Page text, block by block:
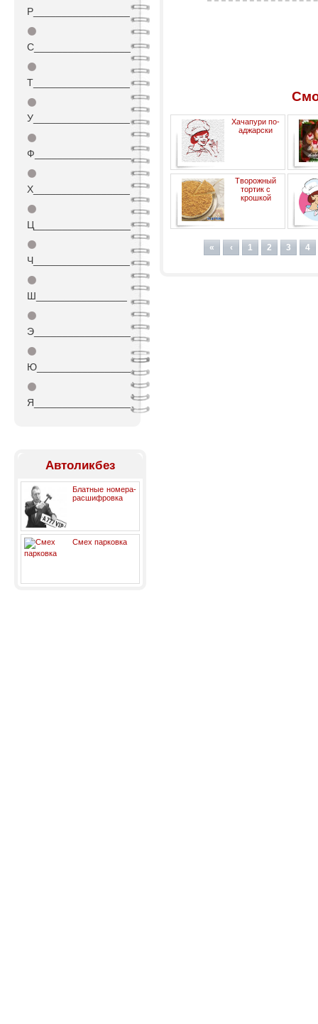
Р_________________
⚫
С_________________
⚫
Т_________________
⚫
У_________________
⚫
Ф_________________
⚫
Х_________________
⚫
Ц_________________
⚫
Ч_________________
⚫
Ш________________
⚫
Э_________________
⚫
Ю_________________
⚫
Я_________________
Автоликбез
Блатные номера-
расшифровка
Смех парковка
Хачапури по-
аджарски
Творожный
тортик с
крошкой
« ‹ 1 2 3 4